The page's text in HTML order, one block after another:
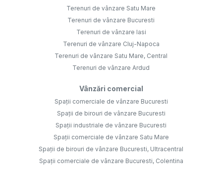
Terenuri de vânzare Satu Mare
Terenuri de vânzare Bucuresti
Terenuri de vânzare Iasi
Terenuri de vânzare Cluj-Napoca
Terenuri de vânzare Satu Mare, Central
Terenuri de vânzare Ardud
Vânzări comercial
Spații comerciale de vânzare Bucuresti
Spații de birouri de vânzare Bucuresti
Spații industriale de vânzare Bucuresti
Spații comerciale de vânzare Satu Mare
Spații de birouri de vânzare Bucuresti, Ultracentral
Spații comerciale de vânzare Bucuresti, Colentina